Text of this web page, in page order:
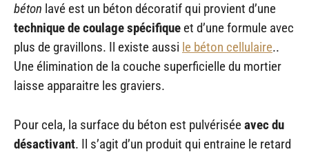
béton lavé est un béton décoratif qui provient d’une
technique de coulage spécifique et d’une formule avec
plus de gravillons. Il existe aussi le béton cellulaire..
Une élimination de la couche superficielle du mortier
laisse apparaitre les graviers.
Pour cela, la surface du béton est pulvériséeavec du
désactivant. Il s’agit d’un produit qui entraine le retard